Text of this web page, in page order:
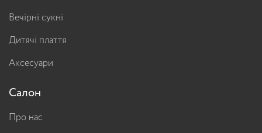
Вечірні сукні
Дитячі плаття
Аксесуари
Салон
Про нас